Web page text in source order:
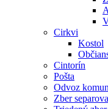
Cirkvi
Kostol
Cintorín
Pošta
Odvoz
Zber